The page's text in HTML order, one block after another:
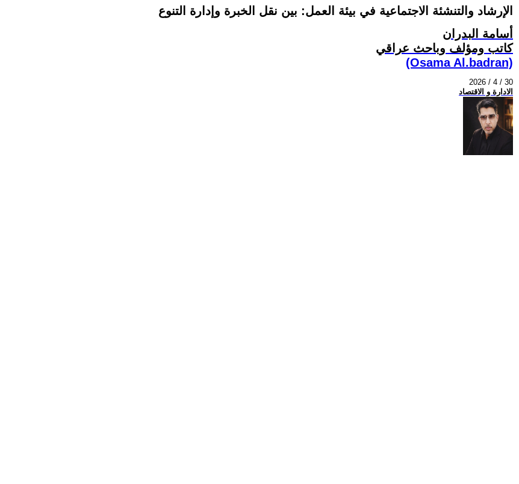
الإرشاد والتنشئة الاجتماعية في بيئة العمل: بين نقل الخبرة وإدارة التنوع
أسامة البدران
كاتب ومؤلف وباحث عراقي
(Osama Al.badran)
2026 / 4 / 30
الادارة و الاقتصاد